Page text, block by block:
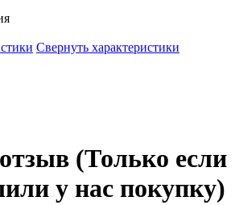
Свернуть характеристики
(Только если
у нас покупку)